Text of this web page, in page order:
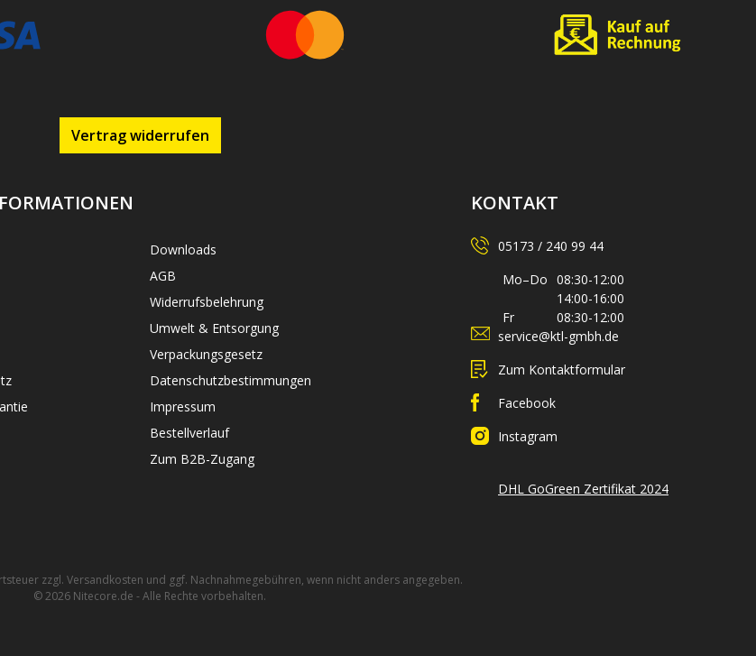
Vertrag widerrufen
Downloads
AGB
Widerrufsbelehrung
Umwelt & Entsorgung
Verpackungsgesetz
Datenschutzbestimmungen
Impressum
Bestellverlauf
Zum B2B-Zugang
KONTAKT
05173 / 240 99 44
Mo–Do 08:30-12:00
14:00-16:00
Fr
08:30-12:00
service@ktl-gmbh.de
Zum Kontaktformular
Facebook
Instagram
DHL GoGreen Zertifikat 2024
zzgl. Versandkosten und ggf. Nachnahmegebühren, wenn nicht anders angegeben.
© 2026 Nitecore.de - Alle Rechte vorbehalten.